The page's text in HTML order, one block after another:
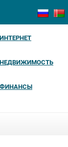
ИНТЕРНЕТ
НЕДВИЖИМОСТЬ
ФИНАНСЫ